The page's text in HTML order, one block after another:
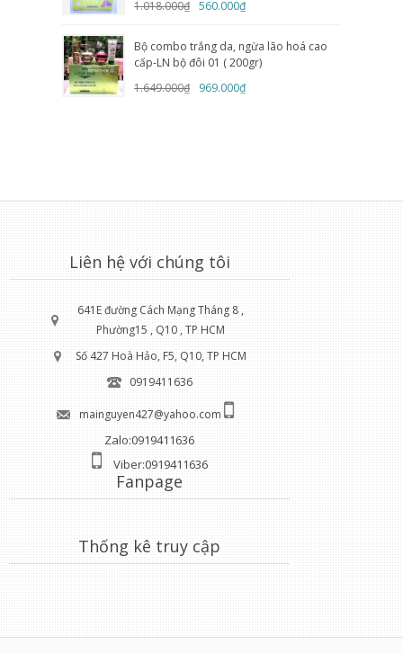
1.018.000₫ 560.000₫
Bộ combo trắng da, ngừa lão hoá cao
cấp-LN bộ đôi 01 ( 200gr)
1.649.000₫
969.000₫
Liên hệ với chúng tôi
641E đường Cách Mạng Tháng 8 ,
Phường15 , Q10 , TP HCM
Số 427 Hoà Hảo, F5, Q10, TP HCM
0919411636
mainguyen427@yahoo.com
Zalo:0919411636
Viber:0919411636
Fanpage
Thống kê truy cập